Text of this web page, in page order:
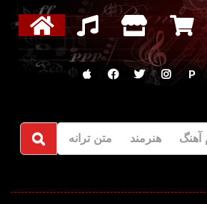
P
هنرمند متن ترانه